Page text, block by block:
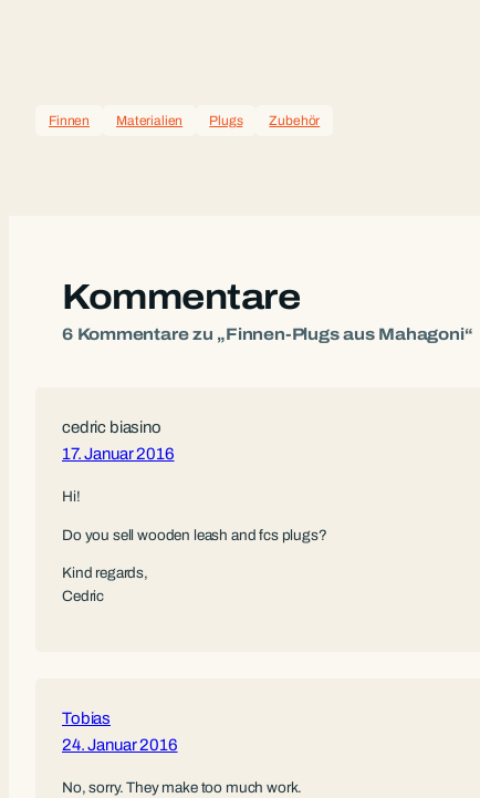
Finnen Materialien Plugs Zubehör
Kommentare
6 Kommentare zu „Finnen-Plugs aus Mahagoni“
cedric biasino
17. Januar 2016
Hi!
Do you sell wooden leash and fcs plugs?
Kind regards,
Cedric
Tobias
24. Januar 2016
No, sorry. They make too much work.